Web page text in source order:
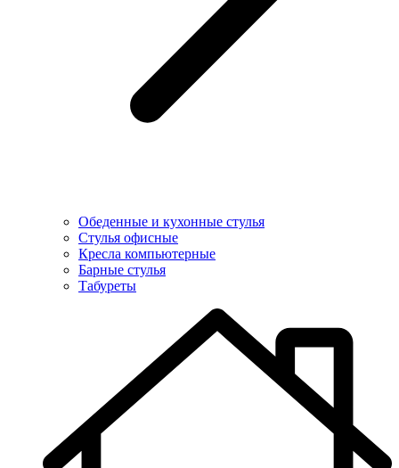
Обеденные и кухонные стулья
Стулья офисные
Кресла компьютерные
Барные стулья
Табуреты